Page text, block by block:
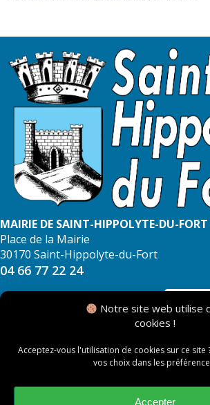
Notre site web utilise
cookies !
Acceptez-vous l'utilisation de cookies sur ce site
vos choix dans les
Accepter
MAIRIE DE SAINT-HIPPOLYTE-DU-FORT
Place de la Mairie
30170 Saint-Hippolyte-du-Fort
04 66 77 22 24
Mentions légales